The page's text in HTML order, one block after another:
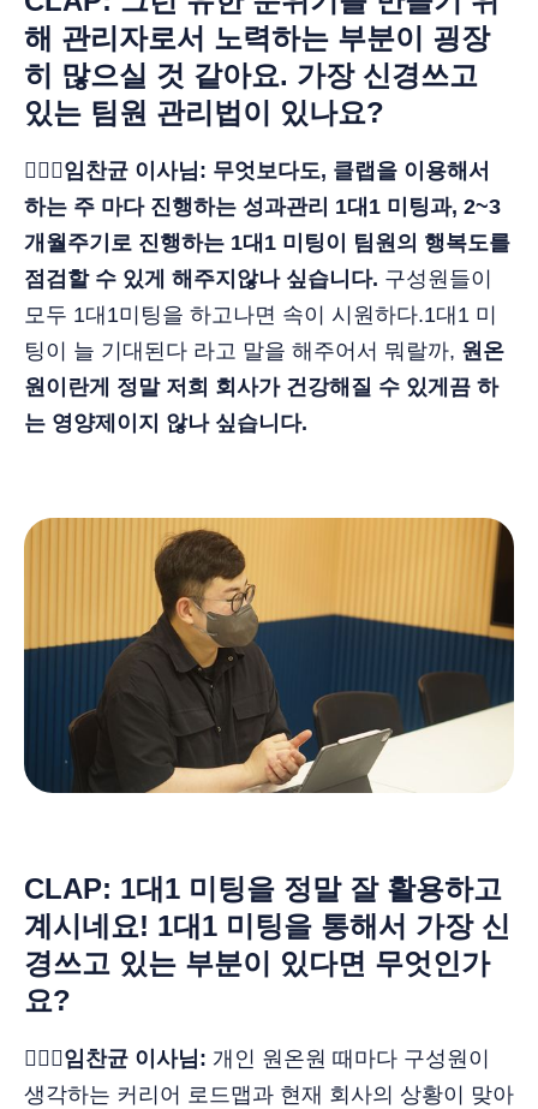
해 관리자로서 노력하는 부분이 굉장
히 많으실 것 같아요. 가장 신경쓰고
있는 팀원 관리법이 있나요?
🙋🏻‍♂️임찬균 이사님: 무엇보다도, 클랩을 이용해서
하는 주 마다 진행하는 성과관리 1대1 미팅과, 2~3
개월주기로 진행하는 1대1 미팅이 팀원의 행복도를
점검할 수 있게 해주지않나 싶습니다. 구성원들이
모두 1대1미팅을 하고나면 속이 시원하다.1대1 미
팅이 늘 기대된다 라고 말을 해주어서 뭐랄까, 원온
원이란게 정말 저희 회사가 건강해질 수 있게끔 하
는 영양제이지 않나 싶습니다.
CLAP: 1대1 미팅을 정말 잘 활용하고
계시네요! 1대1 미팅을 통해서 가장 신
경쓰고 있는 부분이 있다면 무엇인가
요?
🙋🏻‍♂️임찬균 이사님: 개인 원온원 때마다 구성원이
생각하는 커리어 로드맵과 현재 회사의 상황이 맞아